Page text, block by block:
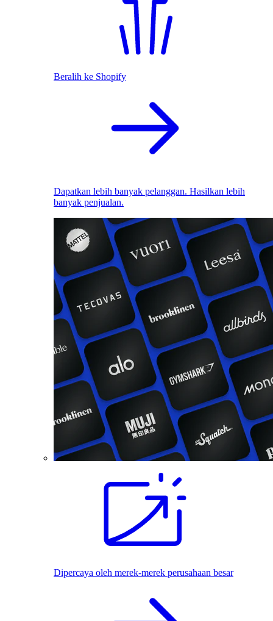
Beralih ke Shopify
Dapatkan lebih banyak pelanggan. Hasilkan lebih
banyak penjualan.
Dipercaya oleh merek-merek perusahaan besar